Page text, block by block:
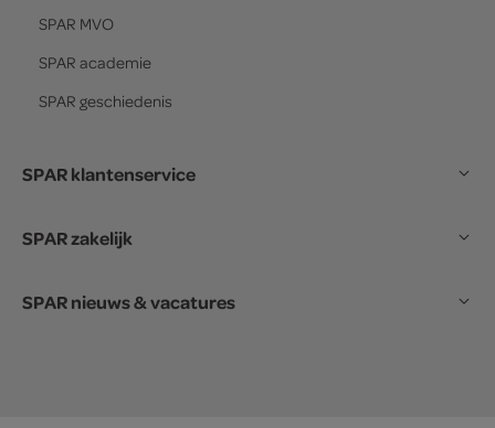
SPAR MVO
SPAR academie
SPAR geschiedenis
SPAR klantenservice
SPAR zakelijk
SPAR nieuws & vacatures